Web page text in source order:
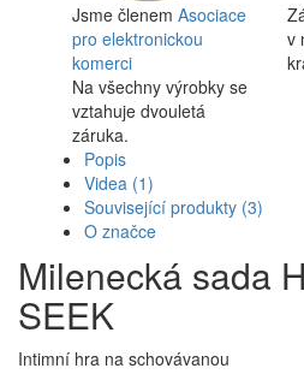
Jsme členem Asociace
pro elektronickou
komerci
v
Na všechny výrobky se
vztahuje dvouletá
záruka.
Popis
Videa (1)
Související produkty (3)
O značce
Milenecká sada
SEEK
Intimní hra na schovávanou